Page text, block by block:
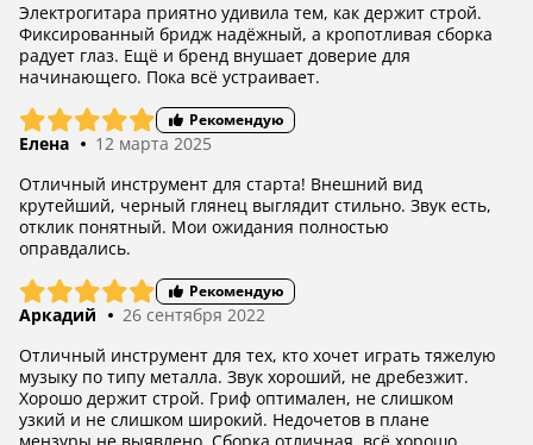
Электрогитара приятно удивила тем, как держит строй.
Фиксированный бридж надёжный, а кропотливая сборка
радует глаз. Ещё и бренд внушает доверие для
начинающего. Пока всё устраивает.
Елена
12 марта 2025
Отличный инструмент для старта! Внешний вид
крутейший, черный глянец выглядит стильно. Звук есть,
отклик понятный. Мои ожидания полностью
оправдались.
Рекомендую
Аркадий
26 сентября 2022
Отличный инструмент для тех, кто хочет играть тяжелую
музыку по типу металла. Звук хороший, не дребезжит.
Хорошо держит строй. Гриф оптимален, не слишком
узкий и не слишком широкий. Недочетов в плане
Рекомендую